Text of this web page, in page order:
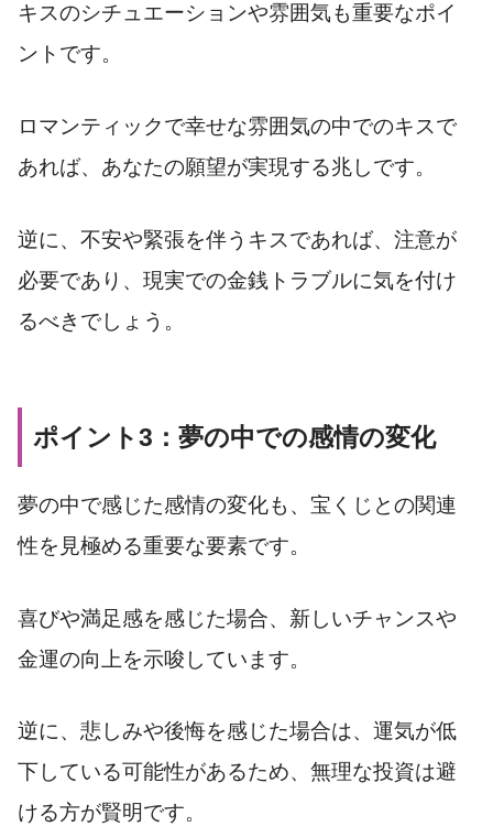
キスのシチュエーションや雰囲気も重要なポイ
ントです。
ロマンティックで幸せな雰囲気の中でのキスで
あれば、あなたの願望が実現する兆しです。
逆に、不安や緊張を伴うキスであれば、注意が
必要であり、現実での金銭トラブルに気を付け
るべきでしょう。
ポイント3：夢の中での感情の変化
夢の中で感じた感情の変化も、宝くじとの関連
性を見極める重要な要素です。
喜びや満足感を感じた場合、新しいチャンスや
金運の向上を示唆しています。
逆に、悲しみや後悔を感じた場合は、運気が低
下している可能性があるため、無理な投資は避
ける方が賢明です。